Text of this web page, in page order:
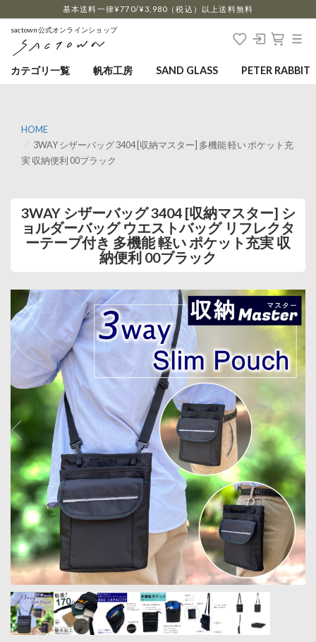
基本送料一律¥770/¥3,980（税込）以上送料無料
sactown公式オンラインショップ
カテゴリ一覧 帆布工房 SAND GLASS PETER RABBIT
HOME
3WAY シザーバッグ 3404 [収納マスター] 多機能 軽い ポケット充
実 収納便利 00ブラック
3WAY シザーバッグ 3404 [収納マスター] シ
ョルダーバッグ ウエストバッグ リフレクタ
ーテープ付き 多機能 軽い ポケット充実 収
納便利 00ブラック